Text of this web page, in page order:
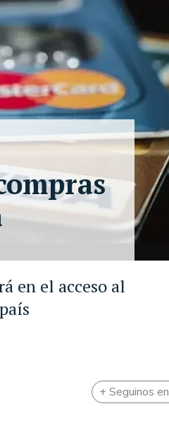
en el acceso al
+ Seguinos en